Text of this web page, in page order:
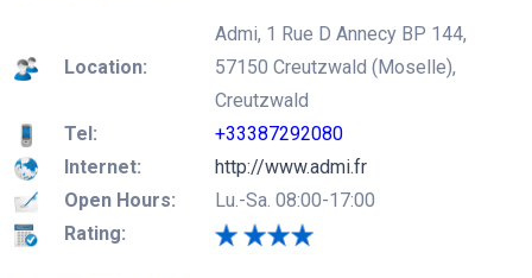
Location:
Admi, 1 Rue D Annecy BP 144,
57150 Creutzwald (Moselle),
Creutzwald
Tel:
+33387292080
Internet:
http://www.admi.fr
Open Hours:
Lu.-Sa. 08:00-17:00
Rating: